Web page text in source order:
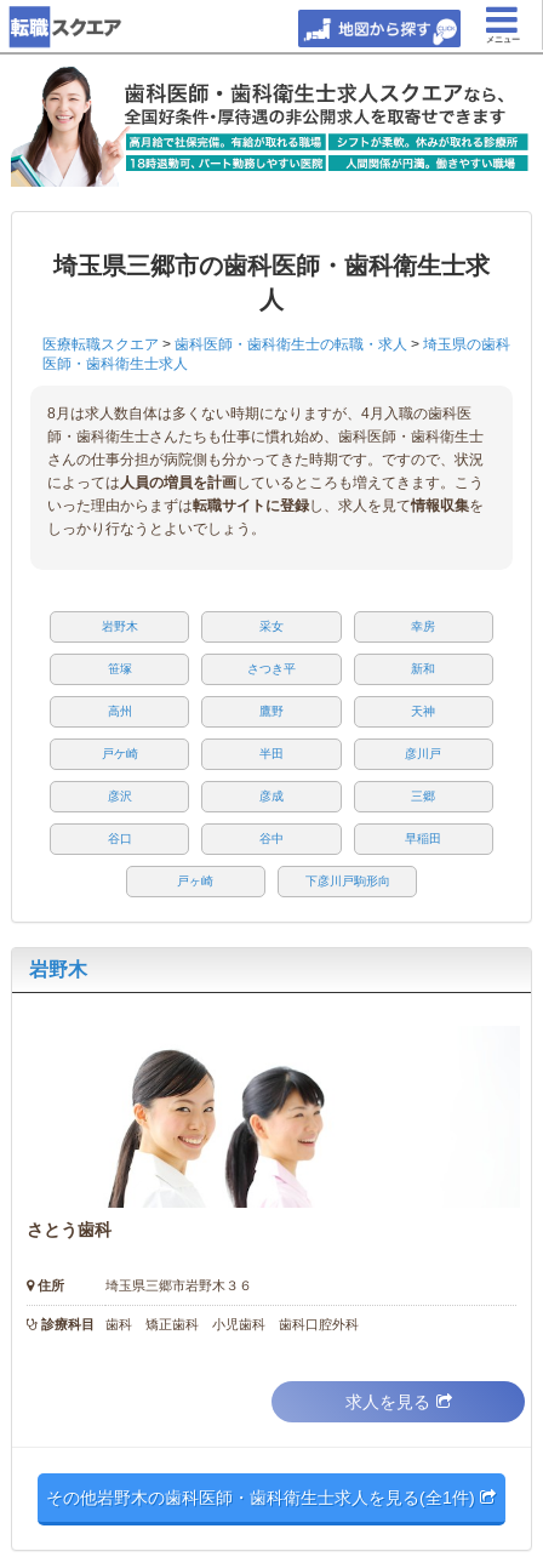
メニュー
埼玉県三郷市の歯科医師・歯科衛生士求
人
医療転職スクエア > 歯科医師・歯科衛生士の転職・求人 > 埼玉県の歯科
医師・歯科衛生士求人
8月は求人数自体は多くない時期になりますが、4月入職の歯科医
師・歯科衛生士さんたちも仕事に慣れ始め、歯科医師・歯科衛生士
さんの仕事分担が病院側も分かってきた時期です。ですので、状況
によっては人員の増員を計画しているところも増えてきます。こう
いった理由からまずは転職サイトに登録し、求人を見て情報収集を
しっかり行なうとよいでしょう。
岩野木 采女 幸房
笹塚 さつき平 新和
高州 鷹野 天神
戸ケ崎 半田 彦川戸
彦沢 彦成 三郷
谷口 谷中 早稲田
戸ヶ崎 下彦川戸駒形向
岩野木
さとう歯科
住所 埼玉県三郷市岩野木３６
診療科目 歯科 矯正歯科 小児歯科 歯科口腔外科
求人を見る
その他岩野木の歯科医師・歯科衛生士求人を見る(全1件)